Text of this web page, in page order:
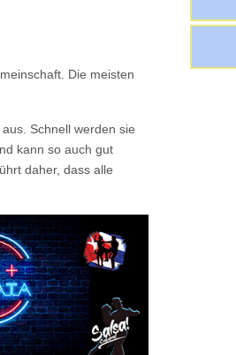
Die meisten
Schnell werden sie
kann so auch gut
daher, dass alle